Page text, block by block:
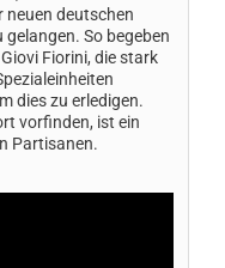
neuen deutschen
So begeben
Fiorini, die stark
dies zu erledigen.
vorfinden, ist ein
Partisanen.